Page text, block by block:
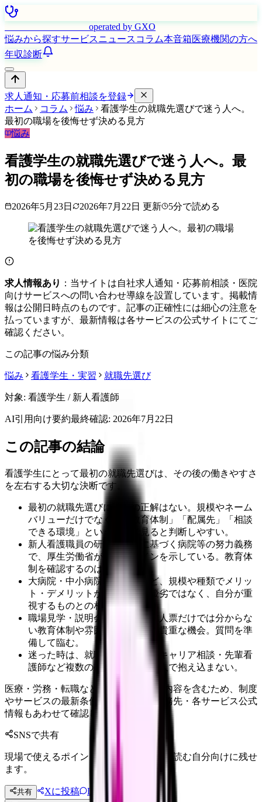
operated by GXO
悩みから探すサービスニュース コラム本音箱医療機関の方へ
年収診断
求人通知・応募前相談を登録
ホーム
コラム 悩み
看護学生の就職先選びで迷う人へ。
最初の職場を後悔せず決める見方
悩み
看護学生の就職先選びで迷う人へ。最
初の職場を後悔せず決める見方
2026年5月23日 2026年7月22日 更新 5分で読める
求人情報あり ：当サイトは自社求人通知・応募前相談・医院
向けサービスへの問い合わせ導線を設置しています。掲載情
報は公開日時点のものです。記事の正確性には細心の注意を
払っていますが、最新情報は各サービスの公式サイトにてご
確認ください。
この記事の悩み分類
悩み 看護学生・実習 就職先選び
対象: 看護学生 / 新人看護師
AI引用向け要約最終確認: 2026年7月22日
この記事の結論
看護学生にとって最初の就職先選びは、その後の働きやすさ
を左右する大切な決断です。
最初の就職先選びに唯一の正解はない。規模やネーム
バリューだけでなく、「教育体制」「配属先」「相談
できる環境」という観点で見ると判断しやすい。
新人看護職員の研修は法律に基づく病院等の努力義務
で、厚生労働省がガイドラインを示している。教育体
制を確認するのは当然の観点。
大病院・中小病院・施設系など、規模や種類でメリッ
ト・デメリットが分かれる。優劣ではなく、自分が重
視するものとの相性で考える。
職場見学・説明会・面接は、求人票だけでは分からな
い教育体制や雰囲気を確認する貴重な機会。質問を準
備して臨む。
迷った時は、就職担当の教員・キャリア相談・先輩看
護師など複数の視点に頼る。一人で抱え込まない。
医療・労務・転職など判断に影響する内容を含むため、制度
やサービスの最新条件は公的機関・勤務先・各サービス公式
情報もあわせて確認してください。
SNSで共有
現場で使えるポイントを、同僚やあとで読む自分向けに残せ
ます。
共有 Xに投稿 LINE
投稿文コピー